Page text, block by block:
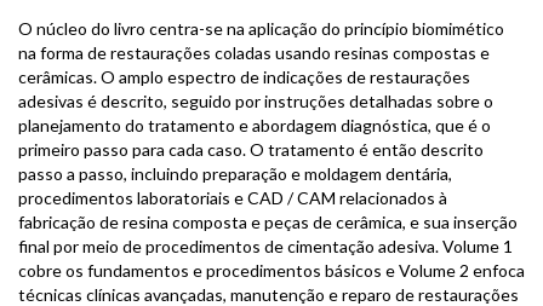
O núcleo do livro centra-se na aplicação do princípio biomimético
na forma de restaurações coladas usando resinas compostas e
cerâmicas. O amplo espectro de indicações de restaurações
adesivas é descrito, seguido por instruções detalhadas sobre o
planejamento do tratamento e abordagem diagnóstica, que é o
primeiro passo para cada caso. O tratamento é então descrito
passo a passo, incluindo preparação e moldagem dentária,
procedimentos laboratoriais e CAD / CAM relacionados à
fabricação de resina composta e peças de cerâmica, e sua inserção
final por meio de procedimentos de cimentação adesiva. Volume 1
cobre os fundamentos e procedimentos básicos e Volume 2 enfoca
técnicas clínicas avançadas, manutenção e reparo de restaurações